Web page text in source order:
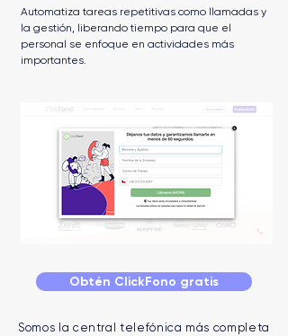
Automatiza tareas repetitivas como llamadas y
la gestión, liberando tiempo para que el
personal se enfoque en actividades más
importantes.
Obtén ClickFono gratis
Somos la central telefónica más completa